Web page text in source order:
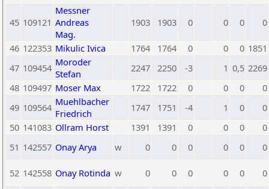
45 109121
Messner
Andreas
Mag.
1903 1903 0 0 0 0
46 122353 Mikulic Ivica 1764 1764 0 0 0 1851
47 109454 Moroder
Stefan
2247 2250 -3 1 0,5 2269
48 109497 Moser Max 1722 1722 0 0 0
0
49 109564 Muehlbacher
Friedrich
1747 1751 -4 1 0
0
50 141083 Ollram Horst 1391 1391 0 0 0
0
51 142557 Onay Arya w 0 0 0 0 0 0
52 142558 Onay Rotinda w 0 0 0 0 0
0